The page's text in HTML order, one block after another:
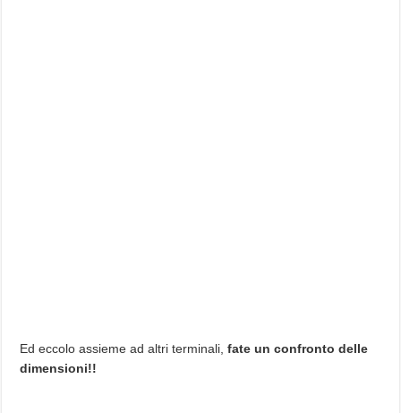
Ed eccolo assieme ad altri terminali, fate un confronto delle
dimensioni!!